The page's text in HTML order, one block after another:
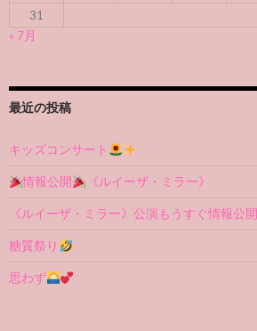
31
« 7月
最近の投稿
キッズコンサート
情報公開 《ルイーザ・ミラー》
《ルイーザ・ミラー》公演もうすぐ情報公開
糖質祭り
思わず